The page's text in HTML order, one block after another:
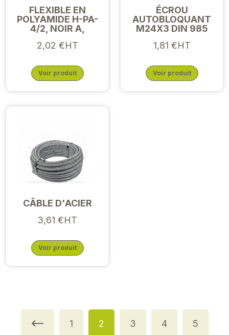
FLEXIBLE EN
POLYAMIDE H-PA-
4/2, NOIR A,
2,02 €HT
Voir produit
ÉCROU
AUTOBLOQUANT
M24X3 DIN 985
1,81 €HT
Voir produit
CÂBLE D'ACIER
3,61 €HT
Voir produit
1 2 3 4 5